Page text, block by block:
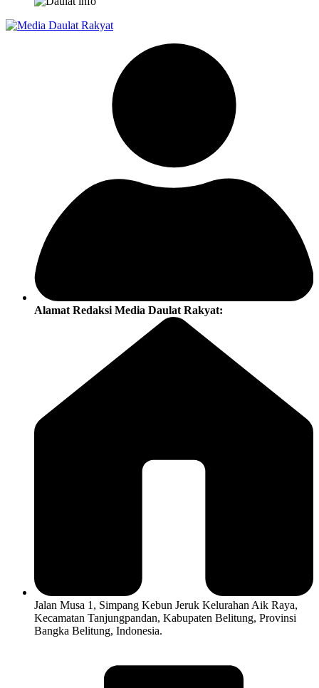
Alamat Redaksi Media Daulat Rakyat:
Jalan Musa 1, Simpang Kebun Jeruk Kelurahan Aik Raya,
Kecamatan Tanjungpandan, Kabupaten Belitung, Provinsi
Bangka Belitung, Indonesia.